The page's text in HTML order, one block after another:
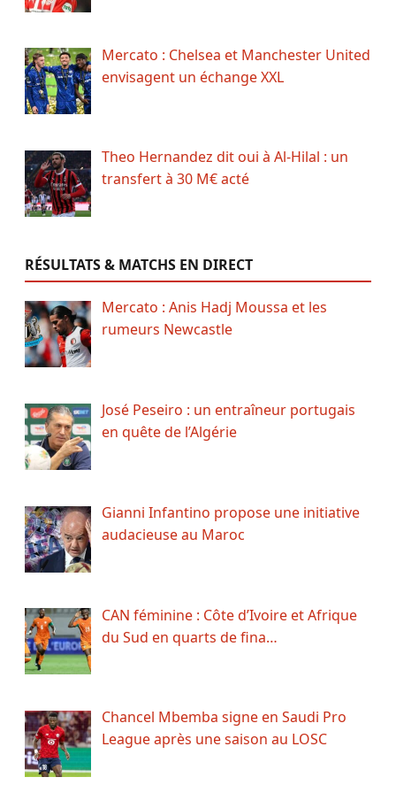
Mercato : Chelsea et Manchester United
envisagent un échange XXL
Theo Hernandez dit oui à Al-Hilal : un
transfert à 30 M€ acté
RÉSULTATS & MATCHS EN DIRECT
Mercato : Anis Hadj Moussa et les
rumeurs Newcastle
José Peseiro : un entraîneur portugais
en quête de l’Algérie
Gianni Infantino propose une initiative
audacieuse au Maroc
CAN féminine : Côte d’Ivoire et Afrique
du Sud en quarts de fina…
Chancel Mbemba signe en Saudi Pro
League après une saison au LOSC